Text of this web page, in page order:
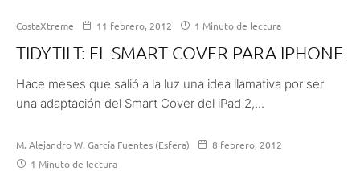
CostaXtreme 11 febrero, 2012 1 Minuto de lectura
TIDYTILT: EL SMART COVER PARA IPHONE
Hace meses que salió a la luz una idea llamativa por ser
una adaptación del Smart Cover del iPad 2,...
M. Alejandro W. García Fuentes (Esfera)
8 febrero, 2012
1 Minuto de lectura